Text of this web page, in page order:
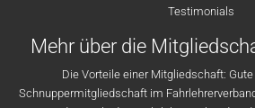
Testimonials
Mehr über die
Die Vorteile einer Mitgliedschaft:
Schnuppermitgliedschaft im